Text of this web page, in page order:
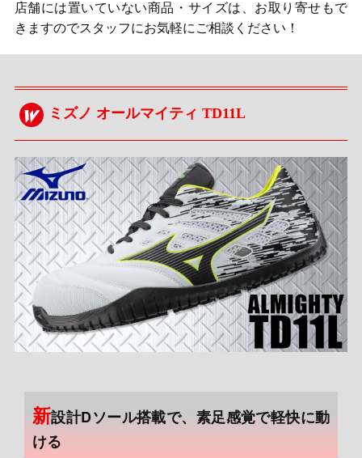
店舗には置いていない商品・サイズは、お取り寄せもで
きますのでスタッフにお気軽にご相談ください！
ミズノ オールマイティ TD11L
新設計Dソール搭載で、素足感覚で軽快に動
ける